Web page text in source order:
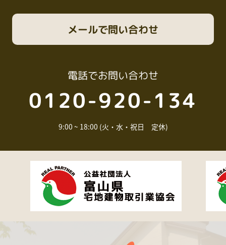
電話でお問い合わせ
0120-920-134
9:00 ~ 18:00 (火・水・祝日 定休)
メールで問い合わせ